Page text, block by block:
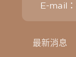
E-mail：
最新消息